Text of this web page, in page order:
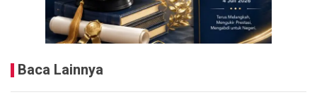
Baca Lainnya